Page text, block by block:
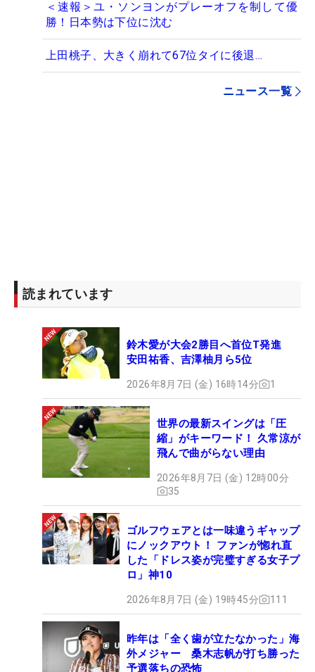
＜速報＞ユ・ソンヨンがプレーオフを制して優
勝！日本勢は下位に沈む
上田桃子、大きく崩れて67位タイに後退…
ニュース一覧
読まれています
鈴木愛が大会2勝目へ首位T発進
安田祐香、吉澤柚月ら5位
2026年8月7日 (金) 16時14分 1
世界の最新スイングは「圧
縮」がキーワード！ 久常涼が
飛んで曲がらない理由
2026年8月7日 (金) 12時00分
35
ゴルフウェアとは一味違うギャップ
にノックアウト！ ファンが惚れ直
した「ドレス姿が完璧すぎる女子プ
ロ」神10
2026年8月7日 (金) 19時45分 111
昨年は「全く歯が立たなかった」海
外メジャー 桑木志帆が打ち勝った
予選落ちの恐怖